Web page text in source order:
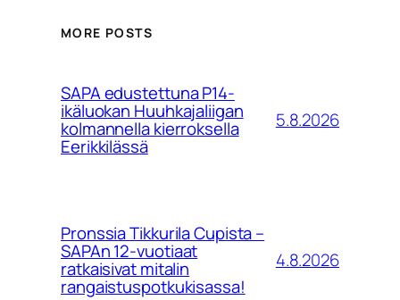
MORE POSTS
SAPA edustettuna P14-
ikäluokan Huuhkajaliigan
kolmannella kierroksella
Eerikkilässä
5.8.2026
Pronssia Tikkurila Cupista –
SAPAn 12-vuotiaat
ratkaisivat mitalin
rangaistuspotkukisassa!
4.8.2026